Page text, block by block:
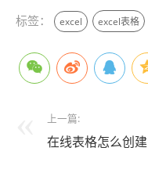
标签： excel excel表格
上一篇:
在线表格怎么创建